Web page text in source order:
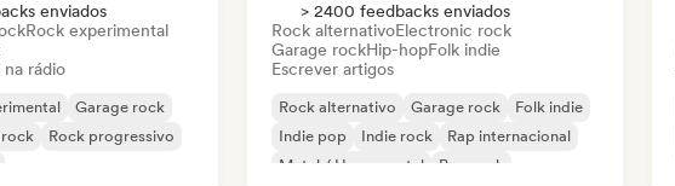
enviados
Rock experimental
na rádio
Garage rock
rock
Rock progressivo
> 2400 feedbacks enviados
Rock alternativoElectronic rock
Garage rockHip-hopFolk indie
Escrever artigos
Rock alternativo Garage rock
Folk indie
Indie pop
Indie rock
Rap internacional
Metal / Heavy metal
Pop rock